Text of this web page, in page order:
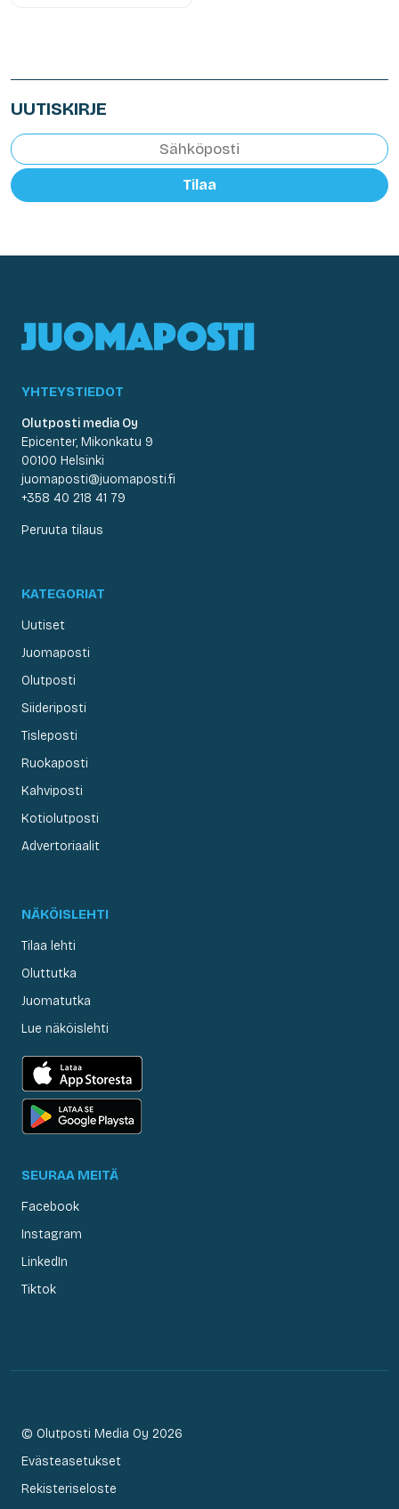
UUTISKIRJE
Tilaa
YHTEYSTIEDOT
Olutposti media Oy
Epicenter, Mikonkatu 9
00100 Helsinki
juomaposti@juomaposti.fi
+358 40 218 41 79
Peruuta tilaus
KATEGORIAT
Uutiset
Juomaposti
Olutposti
Siideriposti
Tisleposti
Ruokaposti
Kahviposti
Kotiolutposti
Advertoriaalit
NÄKÖISLEHTI
Tilaa lehti
Oluttutka
Juomatutka
Lue näköislehti
SEURAA MEITÄ
Facebook
Instagram
LinkedIn
Tiktok
© Olutposti Media Oy 2026
Evästeasetukset
Rekisteriseloste